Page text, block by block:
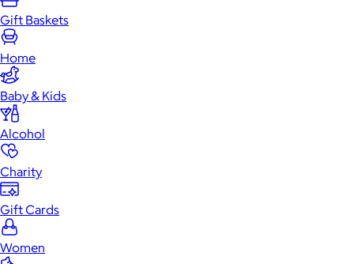
Gift Baskets
Home
Baby & Kids
Alcohol
Charity
Gift Cards
Women